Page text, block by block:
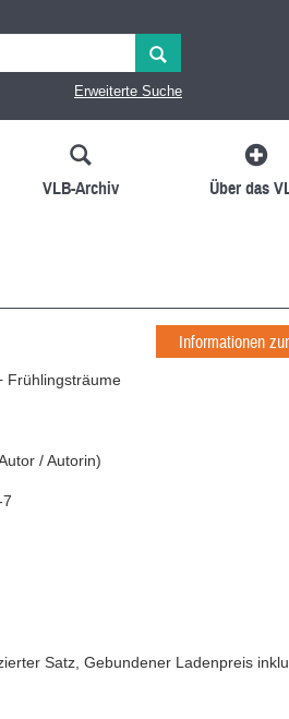
Erweiterte Suche
VLB-Archiv Über das
Informationen
Frühlingsträume
/ Autorin)
Satz Gebundener Ladenpreis